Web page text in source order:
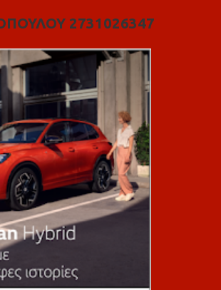
2731026347